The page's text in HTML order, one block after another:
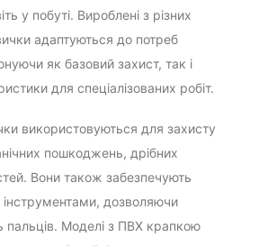
у побуті. Вироблені з різних
адаптуються до потреб
як базовий захист, так і
для спеціалізованих робіт.
використовуються для захисту
пошкоджень, дрібних
Вони також забезпечують
інструментами, дозволяючи
пальців. Моделі з ПВХ крапкою